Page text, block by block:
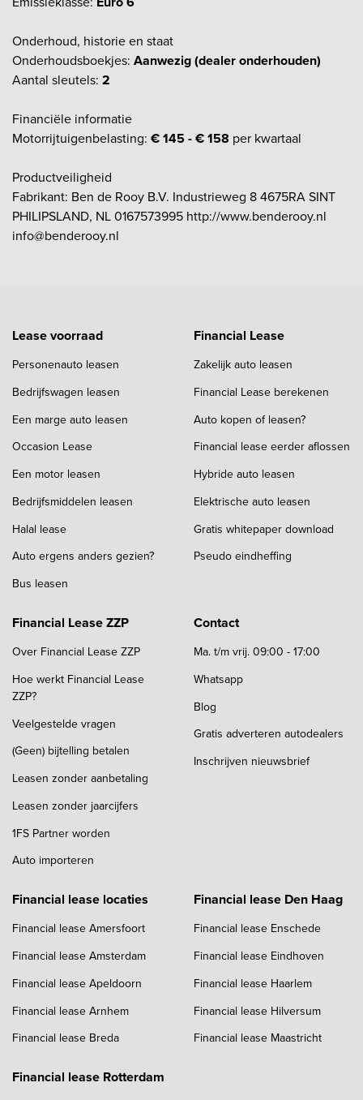
Onderhoud, historie en staat
Onderhoudsboekjes: Aanwezig (dealer onderhouden)
Aantal sleutels: 2
Financiële informatie
Motorrijtuigenbelasting: € 145 - € 158 per kwartaal
Productveiligheid
Fabrikant: Ben de Rooy B.V. Industrieweg 8 4675RA SINT
PHILIPSLAND, NL 0167573995 http://www.benderooy.nl
info@benderooy.nl
Lease voorraad
Personenauto leasen
Bedrijfswagen leasen
Een marge auto leasen
Occasion Lease
Een motor leasen
Bedrijfsmiddelen leasen
Halal lease
Auto ergens anders gezien?
Bus leasen
Financial Lease
Zakelijk auto leasen
Financial Lease berekenen
Auto kopen of leasen?
Financial lease eerder aflossen
Hybride auto leasen
Elektrische auto leasen
Gratis whitepaper download
Pseudo eindheffing
Financial Lease ZZP
Over Financial Lease ZZP
Hoe werkt Financial Lease
ZZP?
Veelgestelde vragen
(Geen) bijtelling betalen
Leasen zonder aanbetaling
Leasen zonder jaarcijfers
1FS Partner worden
Auto importeren
Contact
Ma. t/m vrij. 09:00 - 17:00
Whatsapp
Blog
Gratis adverteren autodealers
Inschrijven nieuwsbrief
Financial lease locaties
Financial lease Amersfoort
Financial lease Amsterdam
Financial lease Apeldoorn
Financial lease Arnhem
Financial lease Breda
Financial lease Den Haag
Financial lease Enschede
Financial lease Eindhoven
Financial lease Haarlem
Financial lease Hilversum
Financial lease Maastricht
Financial lease Rotterdam